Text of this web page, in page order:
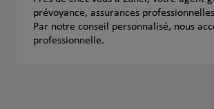
Fermé actuellement
Numéro
prévoyance, assurances
Par notre conseil personnalisé, nous
professionnelle.